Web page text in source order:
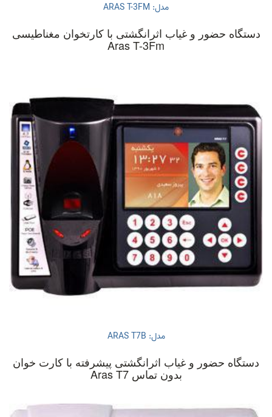
مدل: ARAS T-3FM
دستگاه حضور و غیاب اثرانگشتی با کارتخوان مغناطیسی
Aras T-3Fm
مدل: ARAS T7B
دستگاه حضور و غیاب اثرانگشتی پیشرفته با کارت خوان
بدون تماس Aras T7